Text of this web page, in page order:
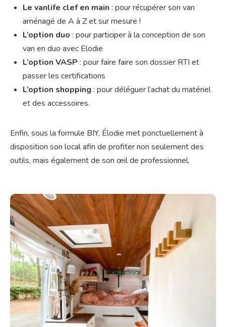
Le vanlife clef en main : pour récupérer son van
aménagé de A à Z et sur mesure !
L’option duo : pour participer à la conception de son
van en duo avec Elodie
L’option VASP : pour faire faire son dossier RTI et
passer les certifications
L’option shopping : pour déléguer l’achat du matériel
et des accessoires.
Enfin, sous la formule BIY, Élodie met ponctuellement à
disposition son local afin de profiter non seulement des
outils, mais également de son œil de professionnel.